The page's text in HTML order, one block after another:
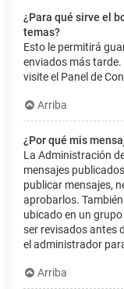
¿Para qué sirve el
temas?
Esto le permitirá
enviados más
visite el Panel de
Arriba
¿Por qué mis
La Administración
mensajes
publicar mensajes,
aprobarlos.
ubicado en un
ser revisados antes
el administrador
Arriba